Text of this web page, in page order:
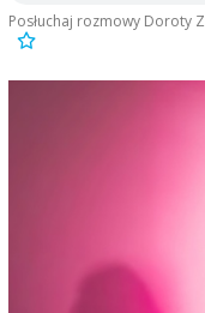
Posłuchaj rozmowy Doroty